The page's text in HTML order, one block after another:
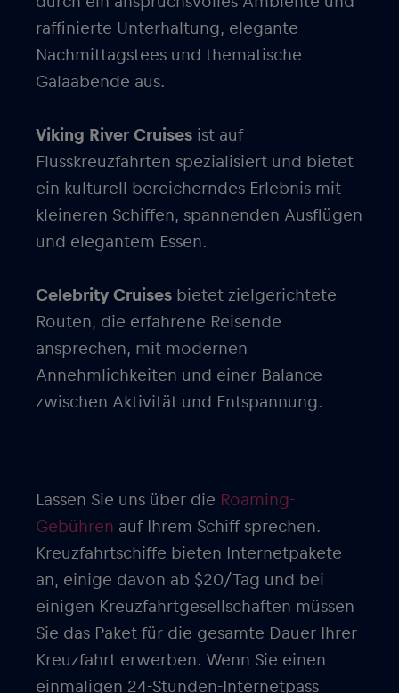
raffinierte Unterhaltung, elegante
Nachmittagstees und thematische
Galaabende aus.
Viking River Cruises ist auf
Flusskreuzfahrten spezialisiert und bietet
ein kulturell bereicherndes Erlebnis mit
kleineren Schiffen, spannenden Ausflügen
und elegantem Essen.
Celebrity Cruises bietet zielgerichtete
Routen, die erfahrene Reisende
ansprechen, mit modernen
Annehmlichkeiten und einer Balance
zwischen Aktivität und Entspannung.
Lassen Sie uns über die Roaming-
Gebühren auf Ihrem Schiff sprechen.
Kreuzfahrtschiffe bieten Internetpakete
an, einige davon ab $20/Tag und bei
einigen Kreuzfahrtgesellschaften müssen
Sie das Paket für die gesamte Dauer Ihrer
Kreuzfahrt erwerben. Wenn Sie einen
einmaligen 24-Stunden-Internetpass